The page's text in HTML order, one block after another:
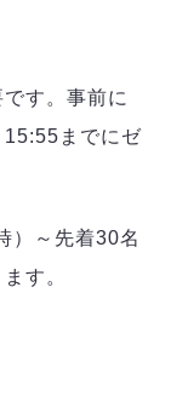
す。事前に
15:55までにゼ
～先着30名
す。